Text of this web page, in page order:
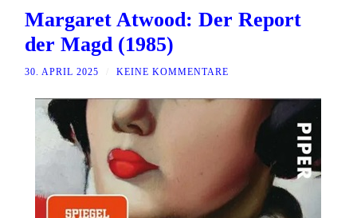
Margaret Atwood: Der Report
der Magd (1985)
30. APRIL 2025 KEINE KOMMENTARE